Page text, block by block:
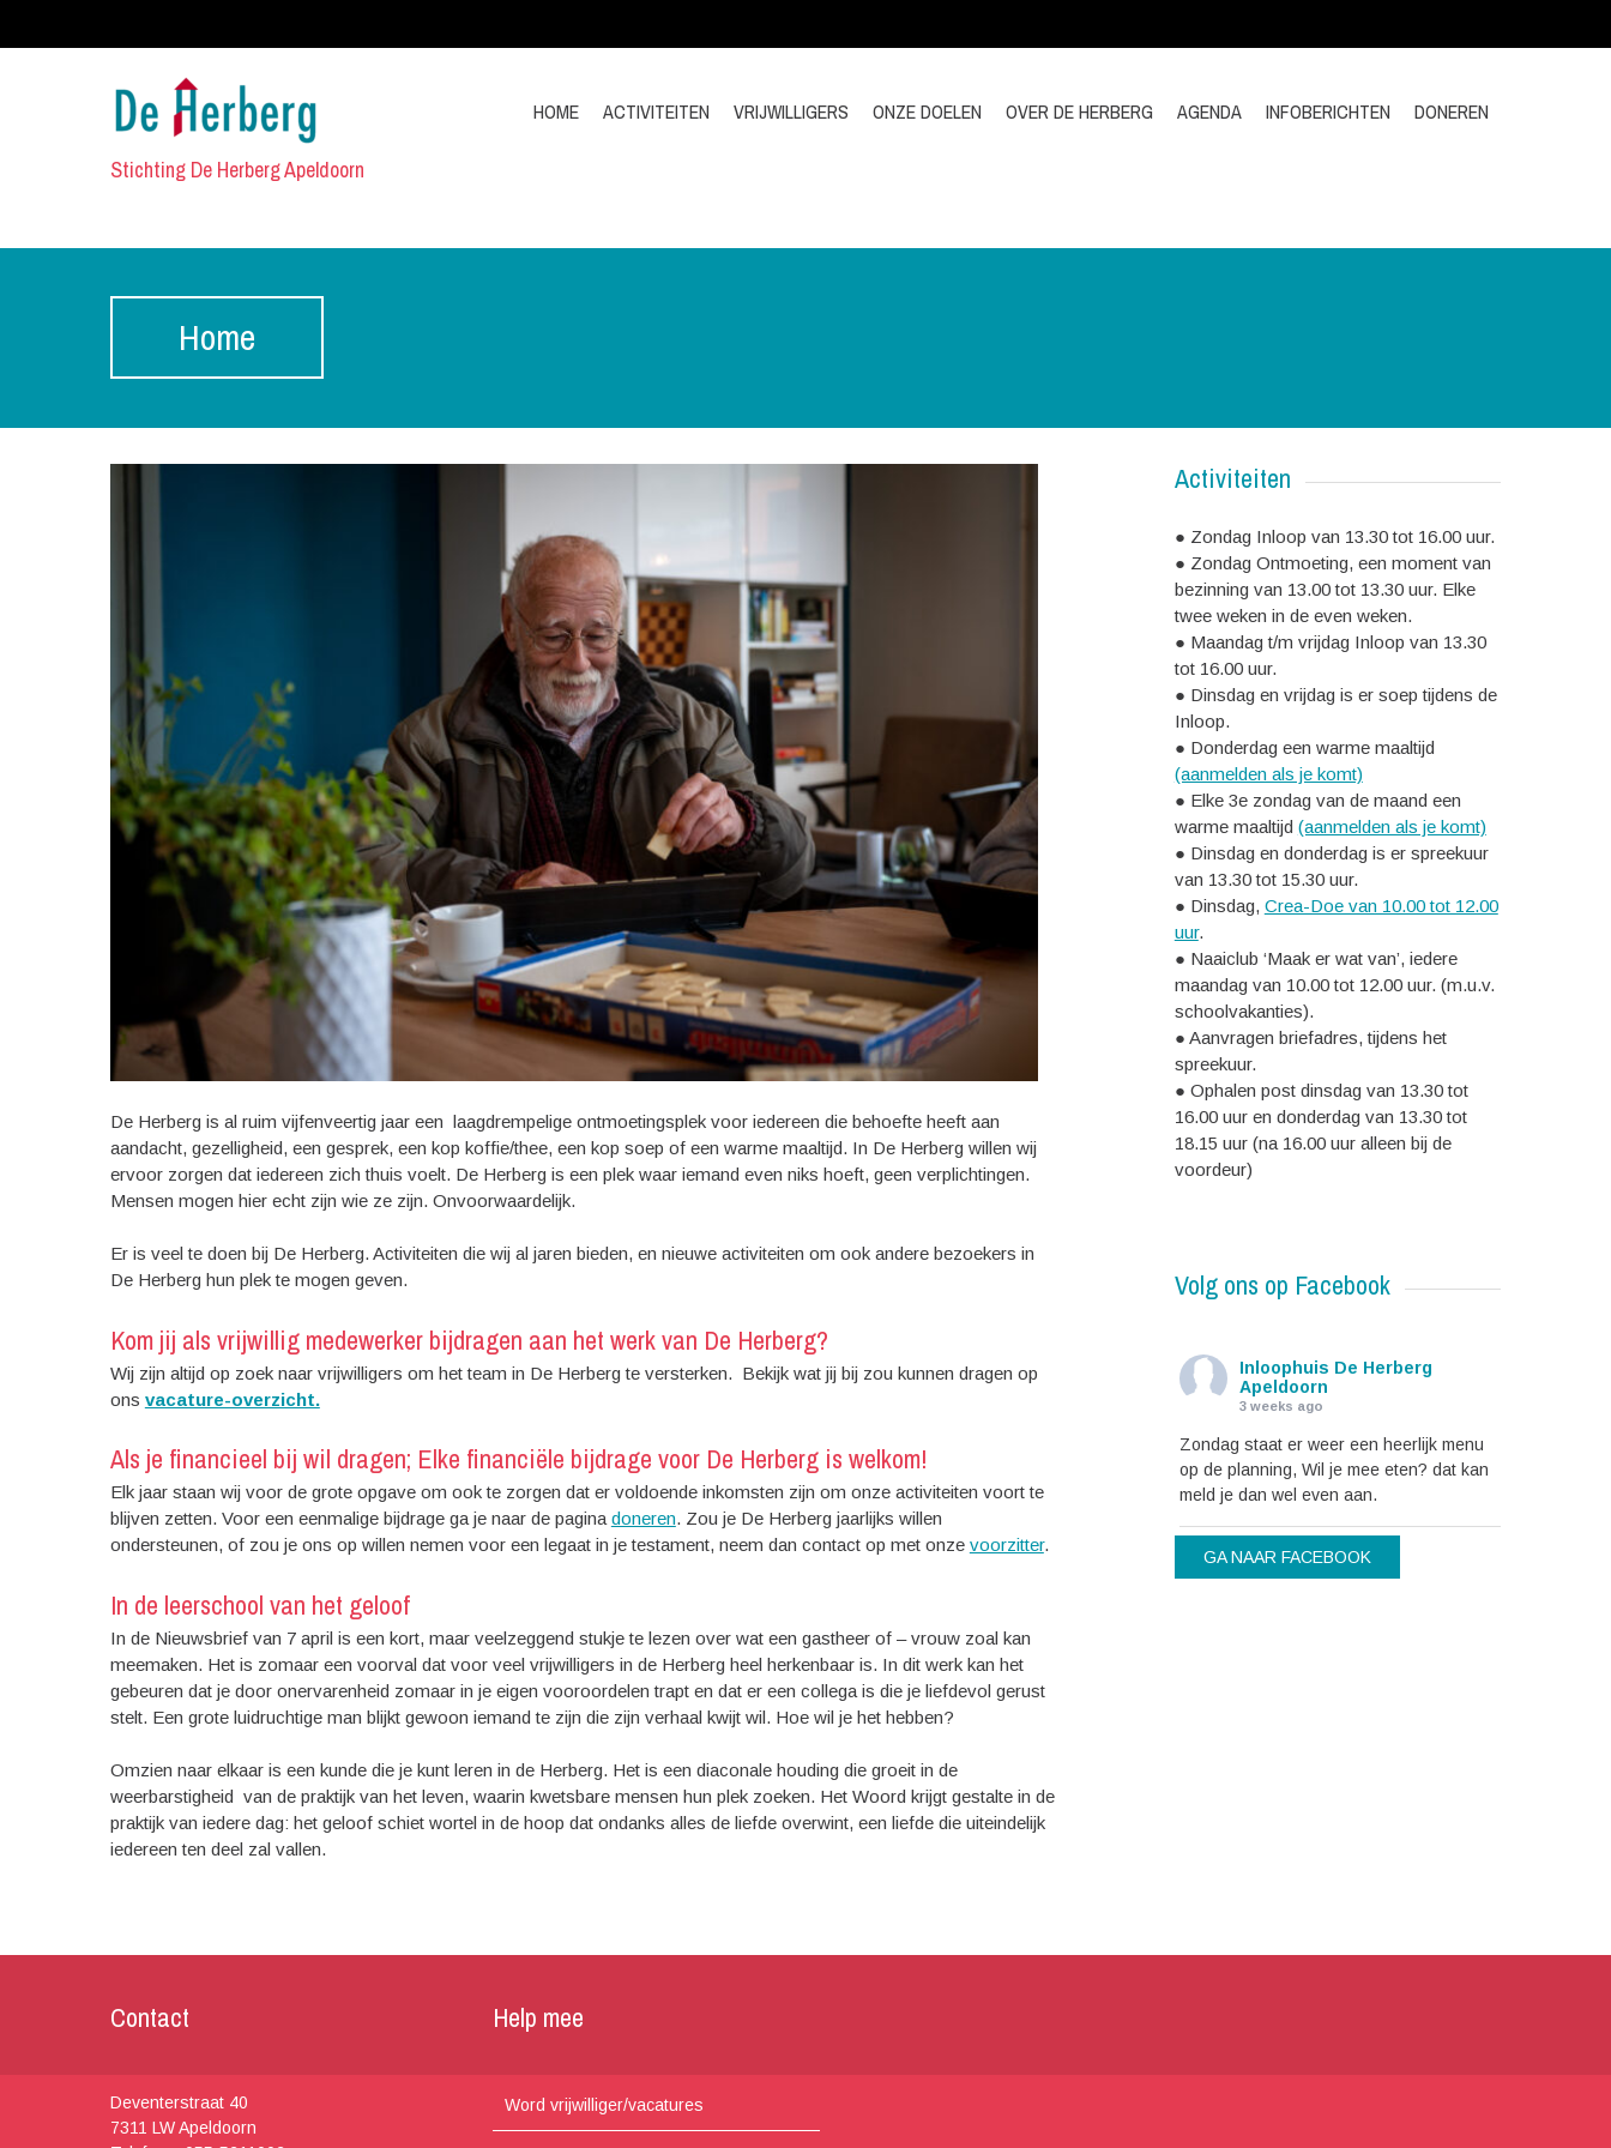
Stichting De Herberg Apeldoorn
HOME ACTIVITEITEN VRIJWILLIGERS ONZE DOELEN OVER DE HERBERG AGENDA INFOBERICHTEN DONEREN
Home
De Herberg is al ruim vijfenveertig jaar een laagdrempelige ontmoetingsplek voor iedereen die behoefte heeft aan
aandacht, gezelligheid, een gesprek, een kop koffie/thee, een kop soep of een warme maaltijd. In De Herberg willen wij
ervoor zorgen dat iedereen zich thuis voelt. De Herberg is een plek waar iemand even niks hoeft, geen verplichtingen.
Mensen mogen hier echt zijn wie ze zijn. Onvoorwaardelijk.
Er is veel te doen bij De Herberg. Activiteiten die wij al jaren bieden, en nieuwe activiteiten om ook andere bezoekers in
De Herberg hun plek te mogen geven.
Kom jij als vrijwillig medewerker bijdragen aan het werk van De Herberg?
Wij zijn altijd op zoek naar vrijwilligers om het team in De Herberg te versterken. Bekijk wat jij bij zou kunnen dragen op
ons vacature-overzicht.
Als je financieel bij wil dragen; Elke financiële bijdrage voor De Herberg is welkom!
Elk jaar staan wij voor de grote opgave om ook te zorgen dat er voldoende inkomsten zijn om onze activiteiten voort te
blijven zetten. Voor een eenmalige bijdrage ga je naar de pagina doneren. Zou je De Herberg jaarlijks willen
ondersteunen, of zou je ons op willen nemen voor een legaat in je testament, neem dan contact op met onze voorzitter.
In de leerschool van het geloof
In de Nieuwsbrief van 7 april is een kort, maar veelzeggend stukje te lezen over wat een gastheer of – vrouw zoal kan
meemaken. Het is zomaar een voorval dat voor veel vrijwilligers in de Herberg heel herkenbaar is. In dit werk kan het
gebeuren dat je door onervarenheid zomaar in je eigen vooroordelen trapt en dat er een collega is die je liefdevol gerust
stelt. Een grote luidruchtige man blijkt gewoon iemand te zijn die zijn verhaal kwijt wil. Hoe wil je het hebben?
Omzien naar elkaar is een kunde die je kunt leren in de Herberg. Het is een diaconale houding die groeit in de
weerbarstigheid van de praktijk van het leven, waarin kwetsbare mensen hun plek zoeken. Het Woord krijgt gestalte in de
praktijk van iedere dag: het geloof schiet wortel in de hoop dat ondanks alles de liefde overwint, een liefde die uiteindelijk
iedereen ten deel zal vallen.
Activiteiten
● Zondag Inloop van 13.30 tot 16.00 uur.
● Zondag Ontmoeting, een moment van
bezinning van 13.00 tot 13.30 uur. Elke
twee weken in de even weken.
● Maandag t/m vrijdag Inloop van 13.30
tot 16.00 uur.
● Dinsdag en vrijdag is er soep tijdens de
Inloop.
● Donderdag een warme maaltijd
(aanmelden als je komt)
● Elke 3e zondag van de maand een
warme maaltijd (aanmelden als je komt)
● Dinsdag en donderdag is er spreekuur
van 13.30 tot 15.30 uur.
● Dinsdag, Crea-Doe van 10.00 tot 12.00
uur.
● Naaiclub ‘Maak er wat van’, iedere
maandag van 10.00 tot 12.00 uur. (m.u.v.
schoolvakanties).
● Aanvragen briefadres, tijdens het
spreekuur.
● Ophalen post dinsdag van 13.30 tot
16.00 uur en donderdag van 13.30 tot
18.15 uur (na 16.00 uur alleen bij de
voordeur)
Volg ons op Facebook
Inloophuis De Herberg
Apeldoorn
3 weeks ago
Zondag staat er weer een heerlijk menu
op de planning, Wil je mee eten? dat kan
meld je dan wel even aan.
GA NAAR FACEBOOK
Contact
Deventerstraat 40
7311 LW Apeldoorn
Help mee
Word vrijwilliger/vacatures